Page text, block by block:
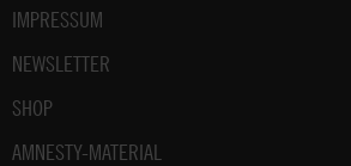
IMPRESSUM
NEWSLETTER
SHOP
AMNESTY-MATERIAL